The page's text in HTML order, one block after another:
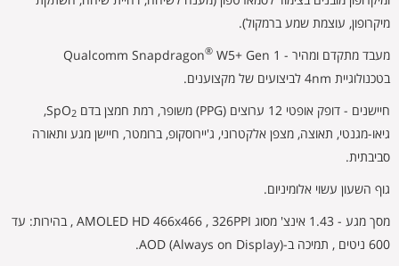
מיקרופון, עוצמת שמע ברמקול).
מעבד מתקדם ומהיר - Qualcomm Snapdragon
® W5+ Gen 1
בטכנולוגיית 4nm לביצועים של מקצוענים.
חיישנים - דופק אופטי 12 ערוצים (PPG) משופר, רמת חמצן בדם SpO
2
,
גיאו-מגנטי, תאוצה, מצפן אלקטרוני, ג'יירוסקופ, ברומטר, חיישן מגע ותאורה
סביבתית.
גוף השעון עשוי אלומיניום.
מסך מגע - 1.43 אינצ' מסוג AMOLED HD 466x466 , 326PPI , בהירות: עד
600 ניטים , תמיכה ב-(Always on Display) AOD.